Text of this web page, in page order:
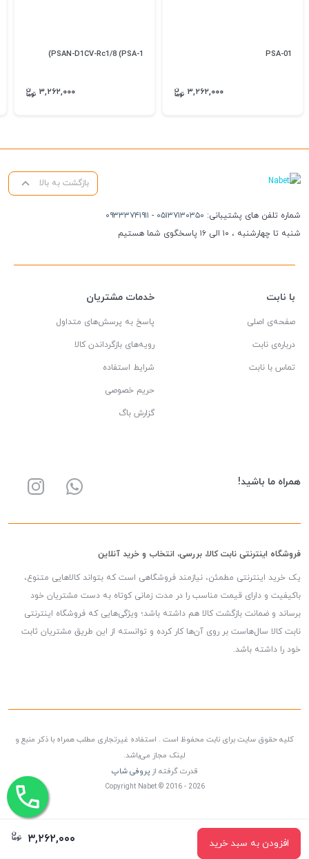
PSA-01
۳,۲۶۲,۰۰۰
PSAN-D1CV-Rc1/8 (PSA-1)
۳,۲۶۲,۰۰۰
افزودن به سبد خرید ۳,۲۶۲,۰۰۰
بازگشت به بالا
شماره تلفن های پشتیبانی: ۰۵۱۳۷۱۳۰۳۵۰ - ۰۹۳۳۳۷۴۱۹۱۱
شنبه تا چهارشنبه ، ۱۰ الی ۱۶ پاسخگوی شما هستیم
با نابت
صفحه‌ی اصلی
درباره‌ی نابت
تماس با نابت
خدمات مشتریان
پاسخ به پرسش‌های متداول
رویه‌های بازگرداندن کالا
شرایط استفاده
حریم خصوصی
گزارش باگ
همراه ما باشید!
فروشگاه اینترنتی نابت کالا، بررسی، انتخاب و خرید آنلاین
یک خرید اینترنتی مطمئن، نیازمند فروشگاهی است که بتواند کالاهایی متنوع،
باکیفیت و دارای قیمت مناسب را در مدت زمانی کوتاه به دست مشتریان خود
برساند و ضمانت بازگشت کالا هم داشته باشد؛ ویژگی‌هایی که فروشگاه اینترنتی
نابت کالا سال‌هاست بر روی آن‌ها کار کرده و توانسته از این طریق مشتریان ثابت
خود را داشته باشد.
کلیه حقوق سایت برای نابت محفوظ است . استفاده غیرتجاری مطلب همراه با ذکر منبع و
لینک مجاز می‌باشد.
قدرت گرفته ازپروفی شاپ
Copyright Nabet © 2016 - 2026